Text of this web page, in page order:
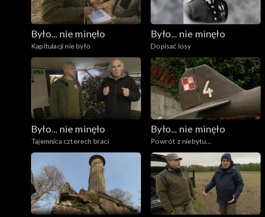
Było... nie minęło
Kapitulacji nie było
Było... nie minęło
Dopisać losy
Było... nie minęło
Tajemnica czterech braci
Było... nie minęło
Powrót z niebytu…